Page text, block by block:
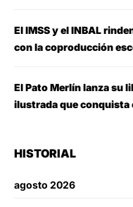
El IMSS y el INBAL
con la coproducción
El Pato Merlín lanza su
ilustrada que conquista
HISTORIAL
agosto 2026